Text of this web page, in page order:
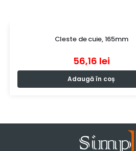
Cleste de cuie, 165mm
56,16 lei
Adaugă în coș